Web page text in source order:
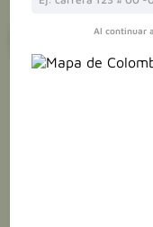
Al continuar